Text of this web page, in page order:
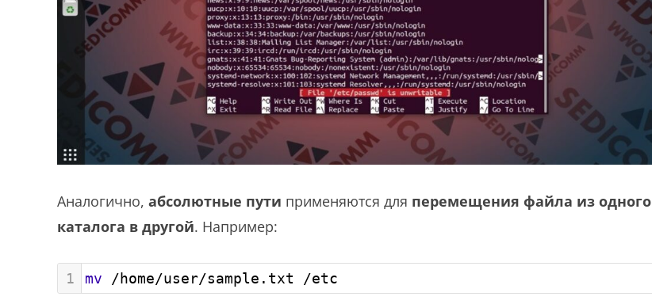
Аналогично, абсолютные пути применяются для перемещения файла из одного
каталога в другой. Например:
1 mv /home/user/sample.txt /etc